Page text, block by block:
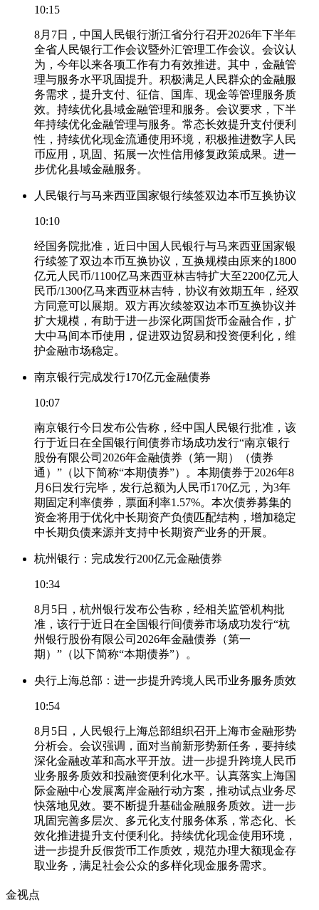
10:15
8月7日，中国人民银行浙江省分行召开2026年下半年
全省人民银行工作会议暨外汇管理工作会议。会议认
为，今年以来各项工作有力有效推进。其中，金融管
理与服务水平巩固提升。积极满足人民群众的金融服
务需求，提升支付、征信、国库、现金等管理服务质
效。持续优化县域金融管理和服务。会议要求，下半
年持续优化金融管理与服务。常态长效提升支付便利
性，持续优化现金流通使用环境，积极推进数字人民
币应用，巩固、拓展一次性信用修复政策成果。进一
步优化县域金融服务。
人民银行与马来西亚国家银行续签双边本币互换协议
10:10
经国务院批准，近日中国人民银行与马来西亚国家银
行续签了双边本币互换协议，互换规模由原来的1800
亿元人民币/1100亿马来西亚林吉特扩大至2200亿元人
民币/1300亿马来西亚林吉特，协议有效期五年，经双
方同意可以展期。双方再次续签双边本币互换协议并
扩大规模，有助于进一步深化两国货币金融合作，扩
大中马间本币使用，促进双边贸易和投资便利化，维
护金融市场稳定。
南京银行完成发行170亿元金融债券
10:07
南京银行今日发布公告称，经中国人民银行批准，该
行于近日在全国银行间债券市场成功发行“南京银行
股份有限公司2026年金融债券（第一期）（债券
通）”（以下简称“本期债券”）。本期债券于2026年8
月6日发行完毕，发行总额为人民币170亿元，为3年
期固定利率债券，票面利率1.57%。本次债券募集的
资金将用于优化中长期资产负债匹配结构，增加稳定
中长期负债来源并支持中长期资产业务的开展。
杭州银行：完成发行200亿元金融债券
10:34
8月5日，杭州银行发布公告称，经相关监管机构批
准，该行于近日在全国银行间债券市场成功发行“杭
州银行股份有限公司2026年金融债券（第一
期）”（以下简称“本期债券”）。
央行上海总部：进一步提升跨境人民币业务服务质效
10:54
8月5日，人民银行上海总部组织召开上海市金融形势
分析会。会议强调，面对当前新形势新任务，要持续
深化金融改革和高水平开放。进一步提升跨境人民币
业务服务质效和投融资便利化水平。认真落实上海国
际金融中心发展离岸金融行动方案，推动试点业务尽
快落地见效。要不断提升基础金融服务质效。进一步
巩固完善多层次、多元化支付服务体系，常态化、长
效化推进提升支付便利化。持续优化现金使用环境，
进一步提升反假货币工作质效，规范办理大额现金存
取业务，满足社会公众的多样化现金服务需求。
金视点